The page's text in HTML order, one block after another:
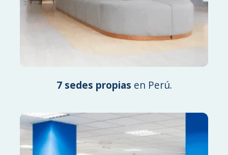
7 sedes propias en Perú.